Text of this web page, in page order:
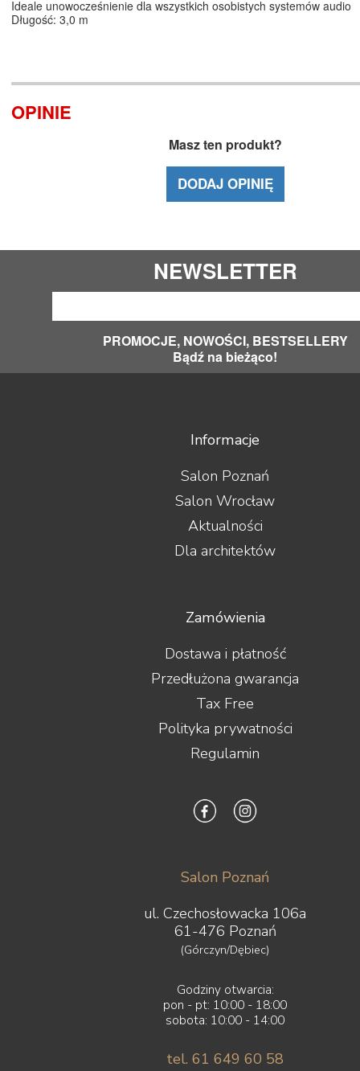
Ideale unowocześnienie dla wszystkich osobistych systemów audio
Długość: 3,0 m
OPINIE
Masz ten produkt?
DODAJ OPINIĘ
NEWSLETTER
PROMOCJE, NOWOŚCI, BESTSELLERY
Bądź na bieżąco!
Informacje
Salon Poznań
Salon Wrocław
Aktualności
Dla architektów
Zamówienia
Dostawa i płatność
Przedłużona gwarancja
Tax Free
Polityka prywatności
Regulamin
Salon Poznań
ul. Czechosłowacka 106a
61-476 Poznań
(Górczyn/Dębiec)
Godziny otwarcia:
pon - pt: 10:00 - 18:00
sobota: 10:00 - 14:00
tel. 61 649 60 58